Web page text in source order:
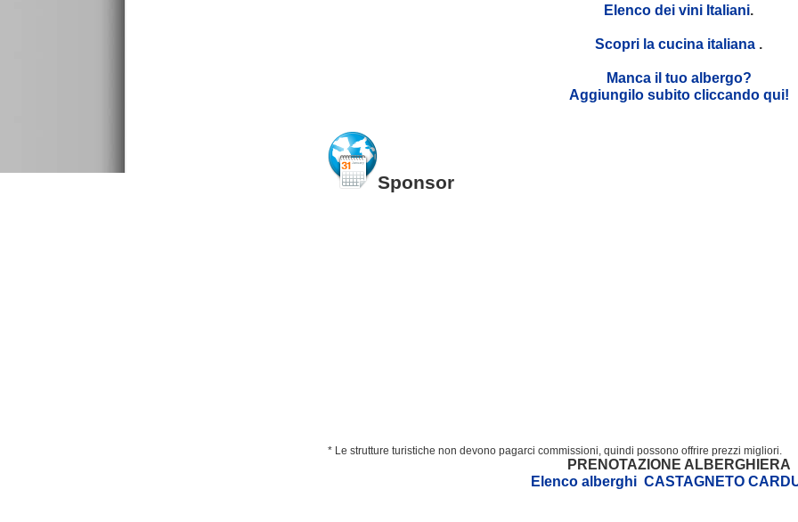
Elenco dei vini Italiani
Scopri la cucina italiana
Manca il tuo albergo?
Aggiungilo subito cliccando qui!
Sponsor
* Le strutture turistiche non devono pagarci commissioni, quindi possono offrire prezzi migliori.
PRENOTAZIONE ALBERGHIERA
Elenco alberghi CASTAGNETO